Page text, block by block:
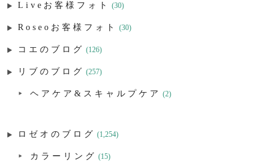
Liveお客様フォト (30)
Roseoお客様フォト (30)
コエのブログ (126)
リブのブログ (257)
ヘアケア&スキャルプケア (2)
ロゼオのブログ (1,254)
カラーリング (15)